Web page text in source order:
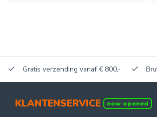
Gratis verzending vanaf € 800,-
KLANTENSERVICE now opened